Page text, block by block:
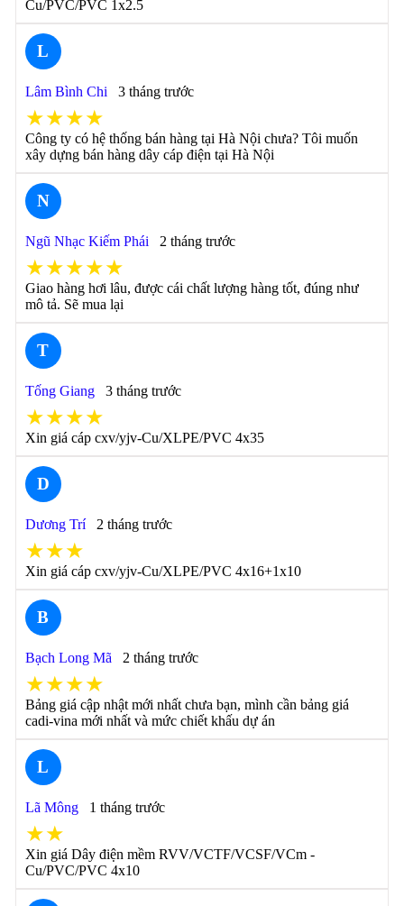
Cu/PVC/PVC 1x2.5
L
Lâm Bình Chi 3 tháng trước
★★★★
Công ty có hệ thống bán hàng tại Hà Nội chưa? Tôi muốn
xây dựng bán hàng dây cáp điện tại Hà Nội
N
Ngũ Nhạc Kiếm Phái 2 tháng trước
★★★★★
Giao hàng hơi lâu, được cái chất lượng hàng tốt, đúng như
mô tả. Sẽ mua lại
T
Tống Giang 3 tháng trước
★★★★
Xin giá cáp cxv/yjv-Cu/XLPE/PVC 4x35
D
Dương Trí 2 tháng trước
★★★
Xin giá cáp cxv/yjv-Cu/XLPE/PVC 4x16+1x10
B
Bạch Long Mã 2 tháng trước
★★★★
Bảng giá cập nhật mới nhất chưa bạn, mình cần bảng giá
cadi-vina mới nhất và mức chiết khấu dự án
L
Lã Mông 1 tháng trước
★★
Xin giá Dây điện mềm RVV/VCTF/VCSF/VCm -
Cu/PVC/PVC 4x10